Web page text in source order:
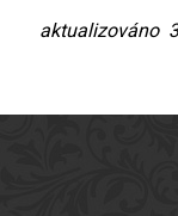
aktualizováno